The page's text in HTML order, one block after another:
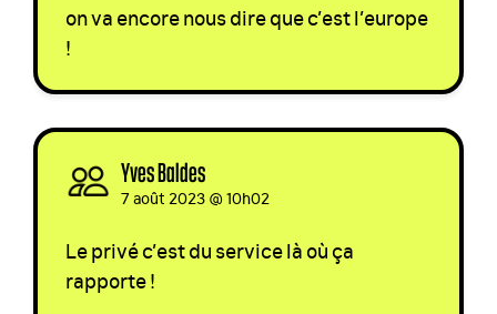
on va encore nous dire que c’est l’europe
!
Yves Baldes
7 août 2023 @ 10h02
Le privé c’est du service là où ça
rapporte !